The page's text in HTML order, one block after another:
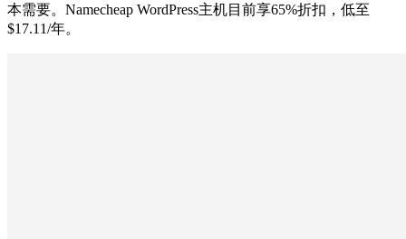
本需要。Namecheap WordPress主机目前享65%折扣，低至
$17.11/年。